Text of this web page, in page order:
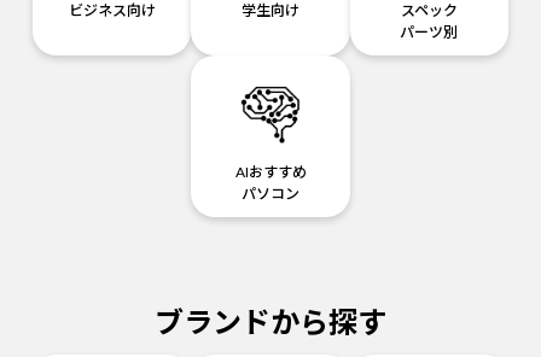
ビジネス向け 学生向け
スペック
パーツ別
AIおすすめ
パソコン
ブランドから探す